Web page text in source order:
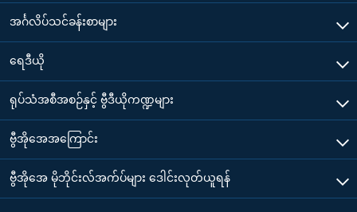
အင်္ဂလိပ်သင်ခန်းစာများ
ရေဒီယို
ရုပ်သံအစီအစဉ်နှင့် ဗွီဒီယိုကဏ္ဍများ
ဗွီအိုအေအကြောင်း
ဗွီအိုအေ မိုဘိုင်းလ်အက်ပ်များ ဒေါင်းလုတ်ယူရန်